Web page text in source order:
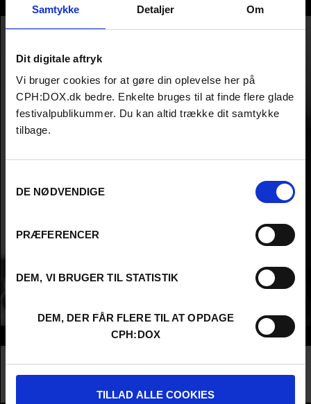
Samtykke Detaljer Om
Dit digitale aftryk
Vi bruger cookies for at gøre din oplevelse her på
CPH:DOX.dk bedre. Enkelte bruges til at finde flere glade
festivalpublikummer. Du kan altid trække dit samtykke
tilbage.
DE NØDVENDIGE
PRÆFERENCER
DEM, VI BRUGER TIL STATISTIK
DEM, DER FÅR FLERE TIL AT OPDAGE
CPH:DOX
TILLAD ALLE COOKIES
Dan Vernon